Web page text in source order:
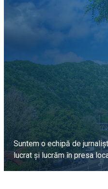
Suntem o echipă de
lucrat și lucrăm în presa